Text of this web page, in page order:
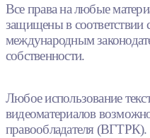
Все права на любые
защищены в соответствии
международным
собственности.
Любое использование
видеоматериалов
правообладателя (ВГТРК).